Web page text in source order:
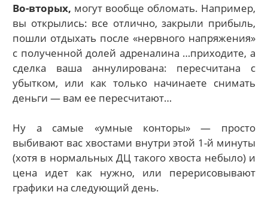
Во-вторых, могут вообще обломать. Например,
вы открылись: все отлично, закрыли прибыль,
пошли отдыхать после «нервного напряжения»
с полученной долей адреналина …приходите, а
сделка ваша аннулирована: пересчитана с
убытком, или как только начинаете снимать
деньги — вам ее пересчитают…
Ну а самые «умные конторы» — просто
выбивают вас хвостами внутри этой 1-й минуты
(хотя в нормальных ДЦ такого хвоста небыло) и
цена идет как нужно, или перерисовывают
графики на следующий день.